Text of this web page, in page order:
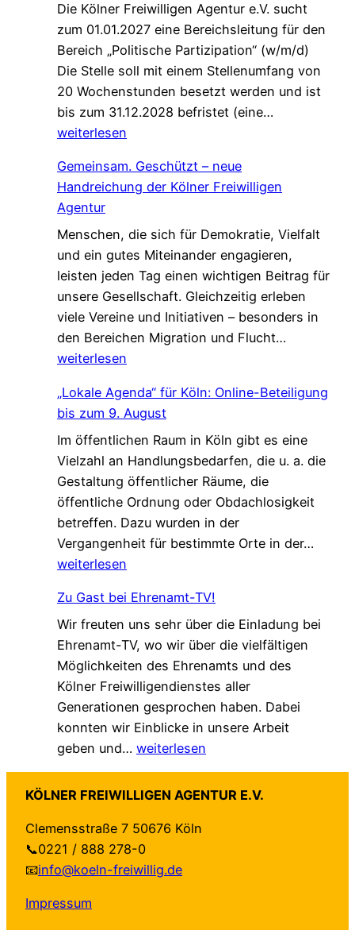
e
P
a
t
e
n
h
a
t
,
d
i
e
d
L
b
e
n
v
e
r
e
r
t
–
a
u
b
e
Die Kölner Freiwilligen Agentur e.V. sucht
zum 01.01.2027 eine Bereichsleitung für den
Bereich „Politische Partizipation“ (w/m/d)
Die Stelle soll mit einem Stellenumfang von
20 Wochenstunden besetzt werden und ist
bis zum 31.12.2028 befristet (eine…
u
h
e
n
V
e
r
ä
k
u
g
weiterlesen
Gemeinsam. Geschützt – neue
Handreichung der Kölner Freiwilligen
Agentur
Menschen, die sich für Demokratie, Vielfalt
und ein gutes Miteinander engagieren,
leisten jeden Tag einen wichtigen Beitrag für
unsere Gesellschaft. Gleichzeitig erleben
viele Vereine und Initiativen – besonders in
den Bereichen Migration und Flucht…
e
n
s
m
G
h
ü
t
t
e
weiterlesen
„Lokale Agenda“ für Köln: Online-Beteiligung
bis zum 9. August
Im öffentlichen Raum in Köln gibt es eine
Vielzahl an Handlungsbedarfen, die u. a. die
Gestaltung öffentlicher Räume, die
öffentliche Ordnung oder Obdachlosigkeit
betreffen. Dazu wurden in der
Vergangenheit für bestimmte Orte in der…
a
d
weiterlesen
Zu Gast bei Ehrenamt-TV!
Wir freuten uns sehr über die Einladung bei
Ehrenamt-TV, wo wir über die vielfältigen
Möglichkeiten des Ehrenamts und des
Kölner Freiwilligendienstes aller
Generationen gesprochen haben. Dabei
konnten wir Einblicke in unsere Arbeit
geben und… Z
u
G
s
t
b
weiterlesen
KÖLNER FREIWILLIGEN AGENTUR E.V.
Clemensstraße 7 50676 Köln
📞0221 / 888 278-0
📧info@koeln-freiwillig.de
Impressum